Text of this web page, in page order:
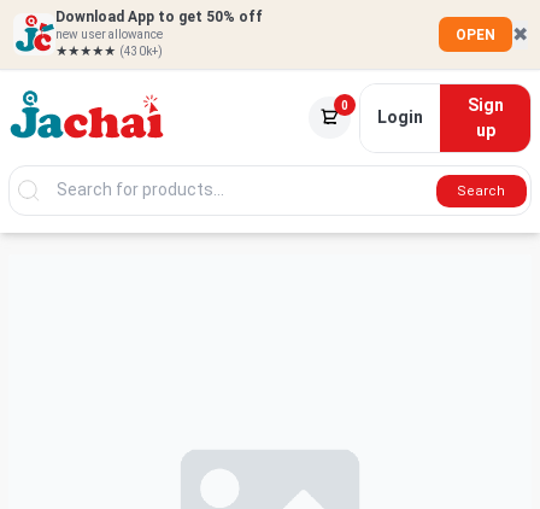
Download App to get 50% off
new user allowance
★★★★★ (430k+)
OPEN ✖
0
Login
Sign
up
Search